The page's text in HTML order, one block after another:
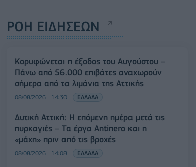
ΡΟΗ ΕΙΔΗΣΕΩΝ
Κορυφώνεται η έξοδος του Αυγούστου –
Πάνω από 56.000 επιβάτες αναχωρούν
σήμερα από τα λιμάνια της Αττικής
08/08/2026 - 14:30 ΕΛΛΑΔΑ
Δυτική Αττική: Η επόμενη ημέρα μετά τις
πυρκαγιές – Τα έργα Antinero και η
«μάχη» πριν από τις βροχές
08/08/2026 - 14:08 ΕΛΛΑΔΑ